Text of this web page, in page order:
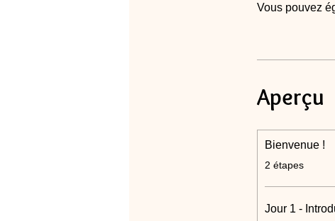
Vous pouvez
Aperçu
Bienvenue !
.2 étapes
Jour 1 -